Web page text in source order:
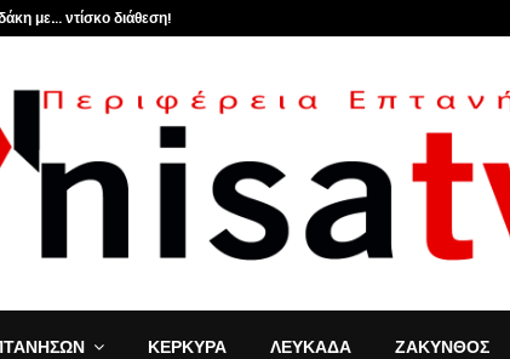
με… ντίσκο διάθεση!
ΚΕΡΚΥΡΑ ΛΕΥΚΑΔΑ ΖΑΚΥΝΘΟΣ